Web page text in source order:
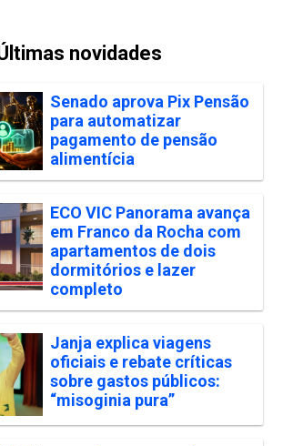
novidades
Senado aprova Pix Pensão
para automatizar
pagamento de pensão
alimentícia
ECO VIC Panorama avança
em Franco da Rocha com
apartamentos de dois
dormitórios e lazer
completo
Janja explica viagens
oficiais e rebate críticas
sobre gastos públicos:
“misoginia pura”